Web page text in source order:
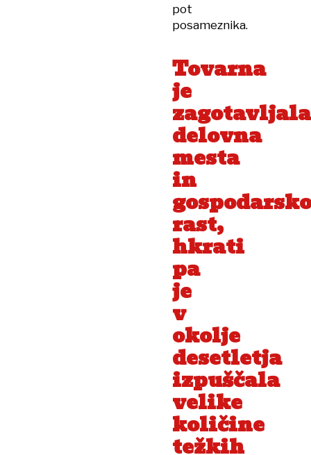
pot
posameznika.
Tovarna
je
zagotavljala
delovna
mesta
in
gospodarsko
rast,
hkrati
pa
je
v
okolje
desetletja
izpuščala
velike
količine
težkih